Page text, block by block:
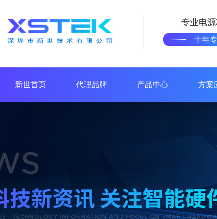
专业电
十年
新世首页 代理品牌 产品中心 方案